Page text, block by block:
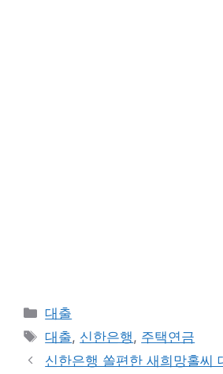
카
테
리
대출
태
그
대출, 신한은행, 주택연금
신한은행 쏠편한 새희망홀씨